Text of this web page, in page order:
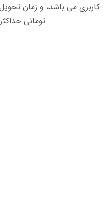
تومانی حداکثر 12 ساعت از طریق پیامک/ایمیل